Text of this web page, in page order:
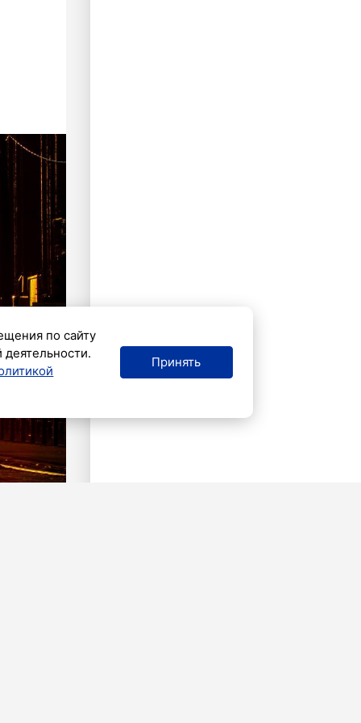
по сайту
Принять